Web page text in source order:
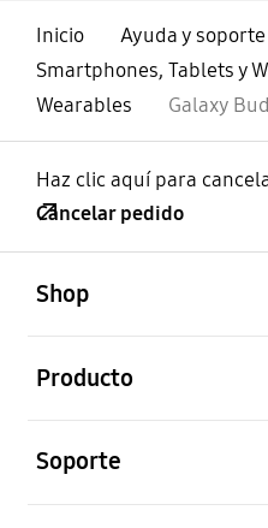
Inicio
Ayuda y
Smartphones, Tablets y
Wearables
Galaxy
Haz clic aquí para
Cancelar pedido
Shop
Producto
Soporte